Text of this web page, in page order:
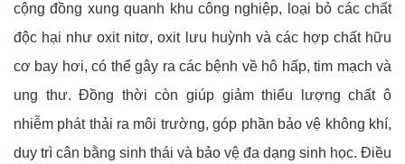
cộng đồng xung quanh khu công nghiệp, loại bỏ các chất
độc hại như oxit nitơ, oxit lưu huỳnh và các hợp chất hữu
cơ bay hơi, có thể gây ra các bệnh về hô hấp, tim mạch và
ung thư. Đồng thời còn giúp giảm thiểu lượng chất ô
nhiễm phát thải ra môi trường, góp phần bảo vệ không khí,
duy trì cân bằng sinh thái và bảo vệ đa dạng sinh học. Điều